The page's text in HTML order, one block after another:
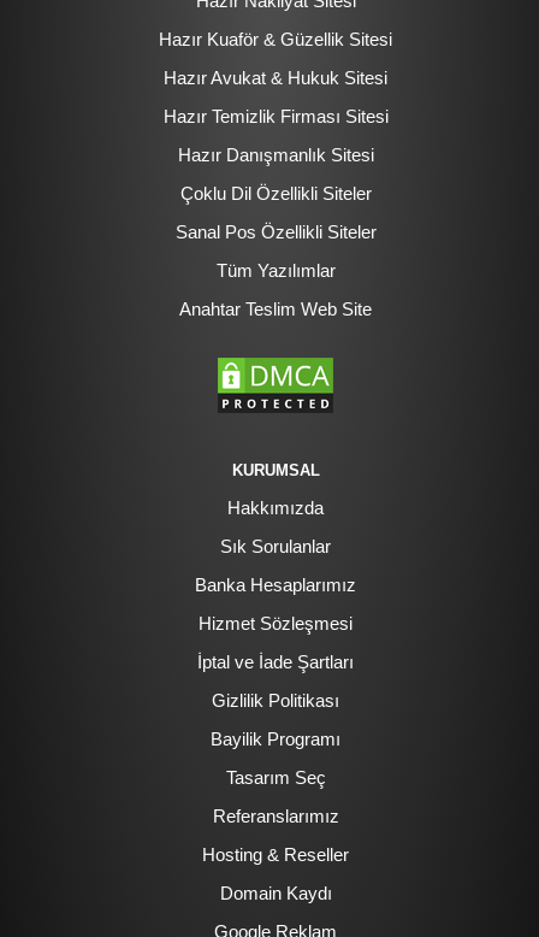
Hazır Kuaför & Güzellik Sitesi
Hazır Avukat & Hukuk Sitesi
Hazır Temizlik Firması Sitesi
Hazır Danışmanlık Sitesi
Çoklu Dil Özellikli Siteler
Sanal Pos Özellikli Siteler
Tüm Yazılımlar
Anahtar Teslim Web Site
KURUMSAL
Hakkımızda
Sık Sorulanlar
Banka Hesaplarımız
Hizmet Sözleşmesi
İptal ve İade Şartları
Gizlilik Politikası
Bayilik Programı
Tasarım Seç
Referanslarımız
Hosting & Reseller
Domain Kaydı
Google Reklam